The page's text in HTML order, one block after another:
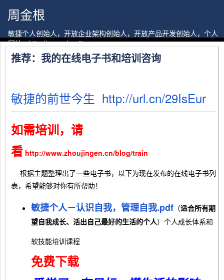
周金根
敏捷个人创始人，开放企业架构创始人，开放产品开发创始人，个人
网站：http://www.zhoujingen.cn
推荐：我的在线电子书和培训咨询
敏捷的前世今生 http://url.cn/29IsEur
如需培训，请
看 http://www.zhoujingen.cn/blog/train
根据主题整理出了一些电子书，以下为现在发布的在线电子书列
表，希望能够对你有所帮助！
敏捷个人－认识自我，管理自我.pdf （适合所有期
望自我成长、活出自己最好的生活的个人）个人成长体系和
软技能培训课程
免费下载